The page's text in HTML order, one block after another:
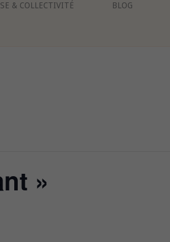
& COLLECTIVITÉ BLOG
»